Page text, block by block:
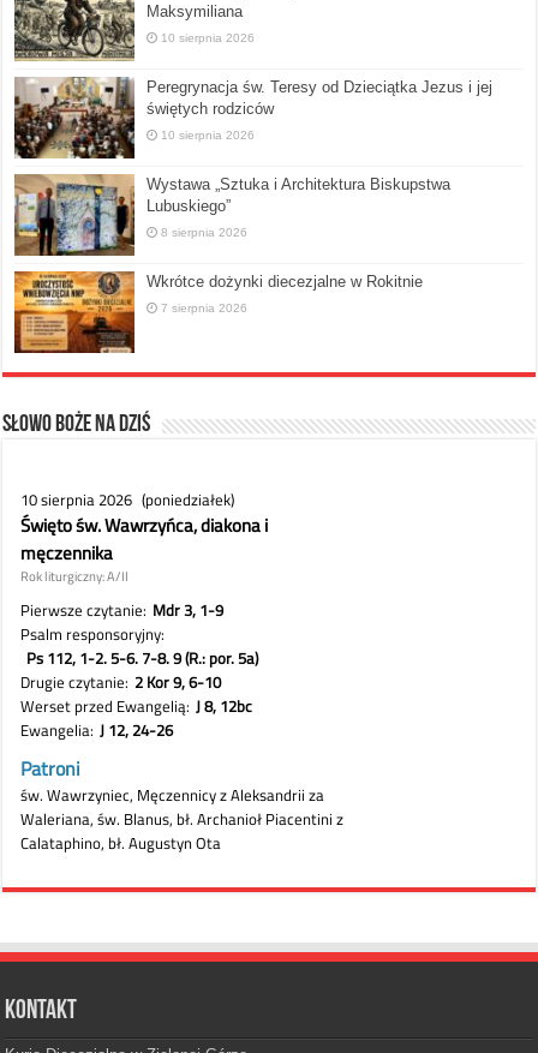
Maksymiliana
10 sierpnia 2026
Peregrynacja św. Teresy od Dzieciątka Jezus i jej
świętych rodziców
10 sierpnia 2026
Wystawa „Sztuka i Architektura Biskupstwa
Lubuskiego”
8 sierpnia 2026
Wkrótce dożynki diecezjalne w Rokitnie
7 sierpnia 2026
Słowo Boże na dziś
Kontakt